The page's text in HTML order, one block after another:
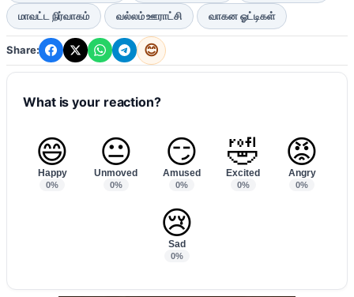
மாவட்ட நிர்வாகம் வல்லம் ஊராட்சி வாகன ஓட்டிகள்
Share: 😊
What is your reaction?
😄
Happy
0%
😐
Unmoved
0%
😏
Amused
0%
🤣
Excited
0%
😡
Angry
0%
😢
Sad
0%